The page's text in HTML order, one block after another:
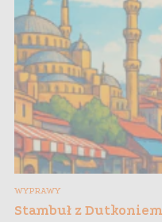
WYPRAWY
Stambuł z